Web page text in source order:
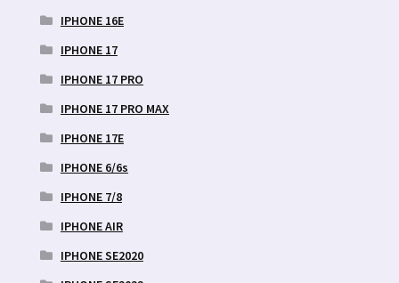
IPHONE 16E
IPHONE 17
IPHONE 17 PRO
IPHONE 17 PRO MAX
IPHONE 17E
IPHONE 6/6s
IPHONE 7/8
IPHONE AIR
IPHONE SE2020